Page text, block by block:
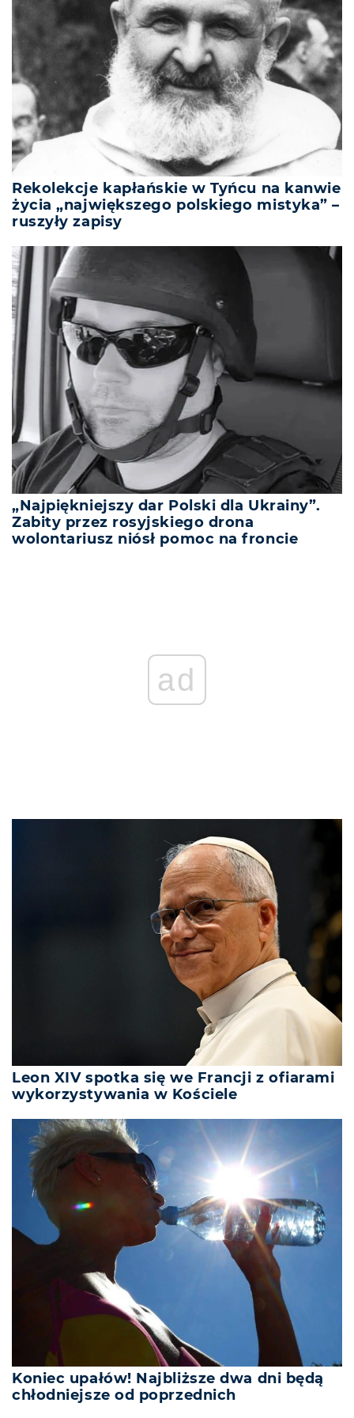
Rekolekcje kapłańskie w Tyńcu na kanwie
życia „największego polskiego mistyka” –
ruszyły zapisy
„Najpiękniejszy dar Polski dla Ukrainy”.
Zabity przez rosyjskiego drona
wolontariusz niósł pomoc na froncie
ad
Leon XIV spotka się we Francji z ofiarami
wykorzystywania w Kościele
Koniec upałów! Najbliższe dwa dni będą
chłodniejsze od poprzednich